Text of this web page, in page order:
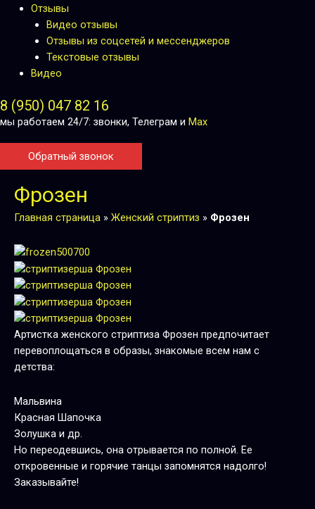
Отзывы
Видео отзывы
Отзывы из соцсетей и мессенджеров
Текстовые отзывы
Видео
8 (950) 047 82 16
мы работаем 24/7: звонки, Телеграм и Max
Обратный звонок
Фрозен
Главная страница » Женский стриптиз » Фрозен
Артистка женского стриптиза Фрозен предпочитает
перевоплощаться в образы, знакомые всем нам с
детства:
Мальвина
Красная Шапочка
Золушка и др.
Но переодевшись, она отрывается по полной. Ее
откровенные и горячие танцы запомнятся надолго!
Заказывайте!